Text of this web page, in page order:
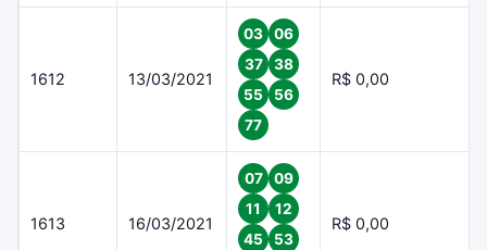
1612 13/03/2021
03
06
37
38
55
56
77
R$ 0,00
1613 16/03/2021
07
09
11
12
45
53
R$ 0,00